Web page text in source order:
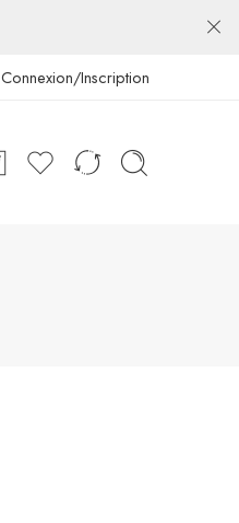
Connexion/Inscription